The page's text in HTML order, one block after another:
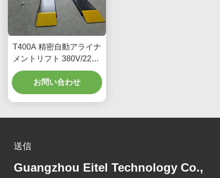
T400A 精密自動アライナ
メントリフト 380V/220V
低プロフィール設計
お問い合わせ
送信
Guangzhou Eitel Technology Co.,